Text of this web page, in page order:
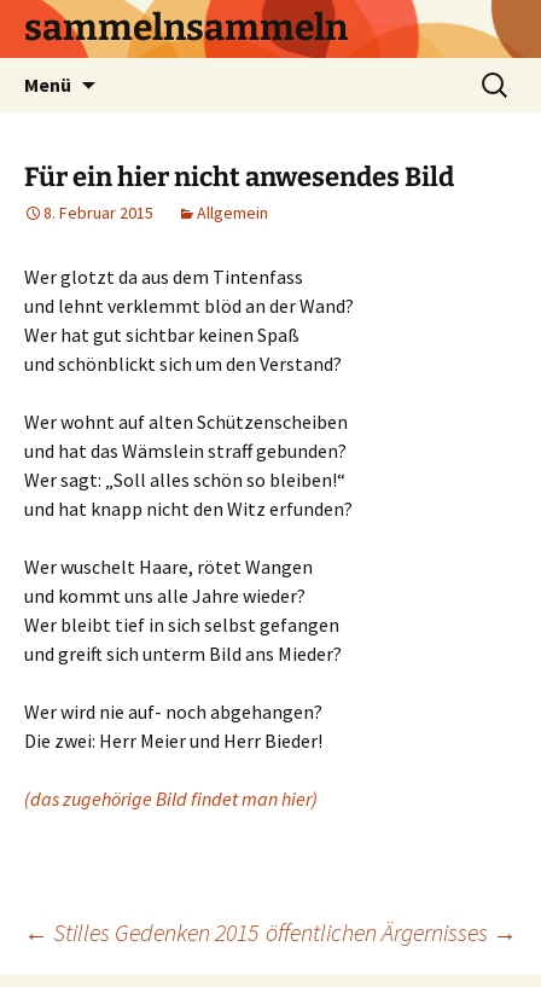
sammelnsammeln
Menü
Suchen
nach:
Für ein hier nicht anwesendes Bild
8. Februar 2015 Allgemein
Wer glotzt da aus dem Tintenfass
und lehnt verklemmt blöd an der Wand?
Wer hat gut sichtbar keinen Spaß
und schönblickt sich um den Verstand?
Wer wohnt auf alten Schützenscheiben
und hat das Wämslein straff gebunden?
Wer sagt: „Soll alles schön so bleiben!“
und hat knapp nicht den Witz erfunden?
Wer wuschelt Haare, rötet Wangen
und kommt uns alle Jahre wieder?
Wer bleibt tief in sich selbst gefangen
und greift sich unterm Bild ans Mieder?
Wer wird nie auf- noch abgehangen?
Die zwei: Herr Meier und Herr Bieder!
(das zugehörige Bild findet man hier)
Beitrags-
← Stilles Gedenken 2015 öffentlichen Ärgernisses →